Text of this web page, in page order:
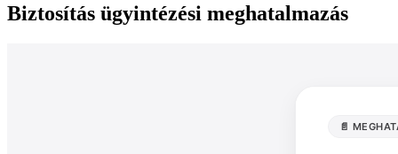
Biztosítás ügyintézési meghatalmazás
📄